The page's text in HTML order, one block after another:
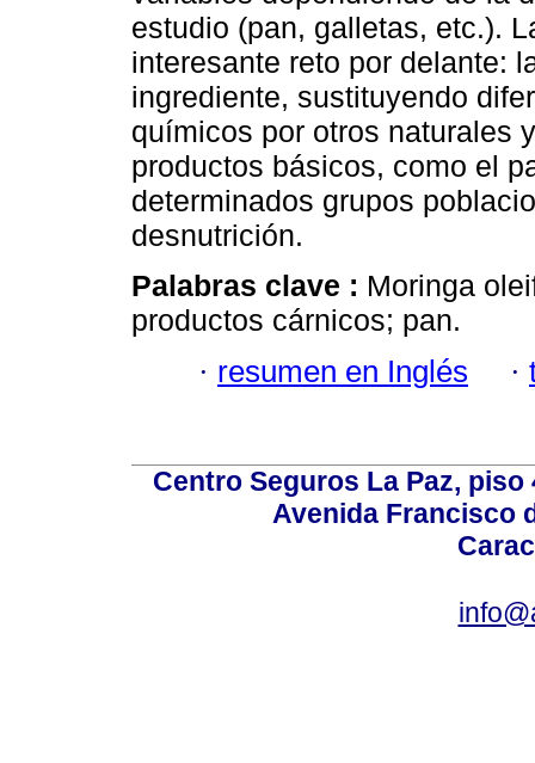
estudio (pan, galletas, etc.).
interesante reto por delante:
ingrediente, sustituyendo
químicos por otros naturales
productos básicos, como el
determinados grupos
desnutrición.
Palabras clave : Moringa
productos cárnicos; pan.
· resumen en Inglés ·
Centro Seguros La Paz,
Avenida Francisco